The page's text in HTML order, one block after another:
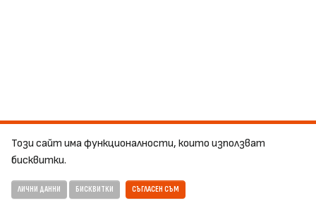
Този сайт има функционалности, които използват
бисквитки.
ЛИЧНИ ДАННИ БИСКВИТКИ СЪГЛАСЕН СЪМ